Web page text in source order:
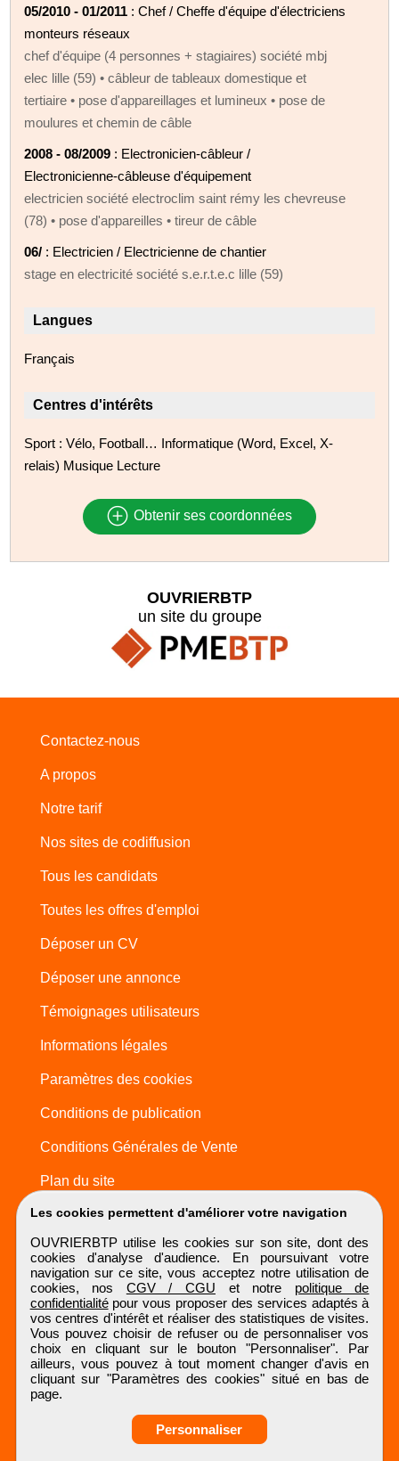
05/2010 - 01/2011 : Chef / Cheffe d'équipe d'électriciens
monteurs réseaux
chef d'équipe (4 personnes + stagiaires) société mbj
elec lille (59) • câbleur de tableaux domestique et
tertiaire • pose d'appareillages et lumineux • pose de
moulures et chemin de câble
2008 - 08/2009 : Electronicien-câbleur /
Electronicienne-câbleuse d'équipement
electricien société electroclim saint rémy les chevreuse
(78) • pose d'appareilles • tireur de câble
06/ : Electricien / Electricienne de chantier
stage en electricité société s.e.r.t.e.c lille (59)
Langues
Français
Centres d'intérêts
Sport : Vélo, Football… Informatique (Word, Excel, X-
relais) Musique Lecture
Obtenir ses coordonnées
Les cookies permettent d'améliorer votre navigation
OUVRIERBTP utilise les cookies sur son site, dont des
cookies d'analyse d'audience. En poursuivant votre
navigation sur ce site, vous acceptez notre utilisation de
cookies, nos CGV / CGU et notre politique de
confidentialitépour vous proposer des services adaptés à
vos centres d'intérêt et réaliser des statistiques de visites.
Vous pouvez choisir de refuser ou de personnaliser vos
choix en cliquant sur le bouton "Personnaliser". Par
ailleurs, vous pouvez à tout moment changer d'avis en
cliquant sur "Paramètres des cookies" situé en bas de
page.
Personnaliser
OUVRIERBTP
un site du groupe
Contactez-nous
A propos
Notre tarif
Nos sites de codiffusion
Tous les candidats
Toutes les offres d'emploi
Déposer un CV
Déposer une annonce
Témoignages utilisateurs
Informations légales
Paramètres des cookies
Conditions de publication
Conditions Générales de Vente
Plan du site